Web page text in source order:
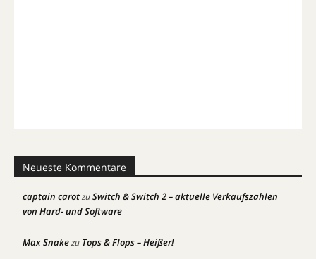
Neueste Kommentare
captain carotzuSwitch & Switch 2 – aktuelle Verkaufszahlen
von Hard- und Software
Max Snakezu Tops & Flops – Heißer!